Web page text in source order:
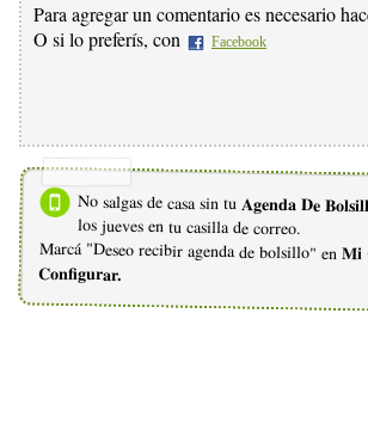
Para agregar un comentario es necesario
O si lo preferís, con Facebook
No salgas de casa sin tu Agenda De
los jueves en tu casilla de correo.
Marcá "Deseo recibir agenda de bolsillo" en Mi
Configurar.